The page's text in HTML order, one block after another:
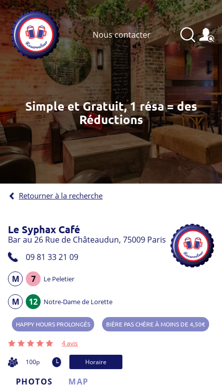
Nous contacter
Simple et Gratuit, 1 résa = des
Réductions
Retourner à la recherche
Le Syphax Café
Bar au 26 Rue de Châteaudun, 75009 Paris
09 81 33 21 09
M
7 Le Peletier
M 12 Notre-Dame de Lorette
HAPPY HOURS PROLONGÉS BIÈRE PAS CHÈRE À MOINS DE 4,50€
4 avis
100p Horaire
LUNDI 16h00 02h00
PHOTOS MAP